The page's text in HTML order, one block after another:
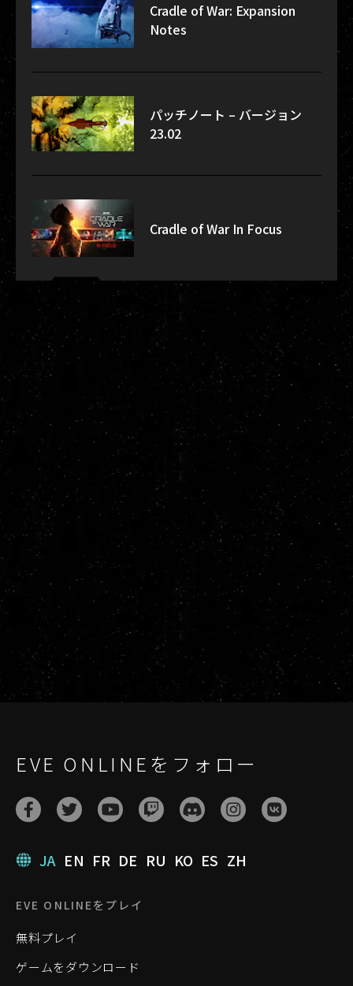
Cradle of War: Expansion
Notes
パッチノート – バージョン
23.02
Cradle of War In Focus
EVE ONLINEをフォロー
JA EN FR DE RU KO ES ZH
EVE ONLINEをプレイ
無料プレイ
ゲームをダウンロード